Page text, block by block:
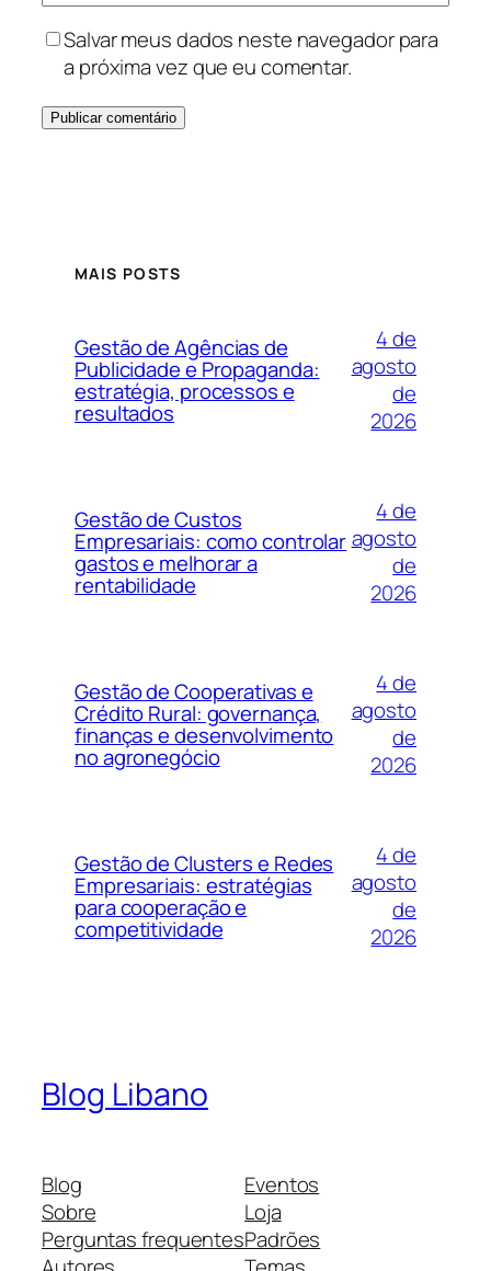
Salvar meus dados neste navegador para
a próxima vez que eu comentar.
MAIS POSTS
Gestão de Agências de
Publicidade e Propaganda:
estratégia, processos e
resultados
4 de
agosto
de
2026
Gestão de Custos
Empresariais: como controlar
gastos e melhorar a
rentabilidade
4 de
agosto
de
2026
Gestão de Cooperativas e
Crédito Rural: governança,
finanças e desenvolvimento
no agronegócio
4 de
agosto
de
2026
Gestão de Clusters e Redes
Empresariais: estratégias
para cooperação e
competitividade
4 de
agosto
de
2026
Blog Libano
Blog
Sobre
Perguntas frequentes
Eventos
Loja
Padrões